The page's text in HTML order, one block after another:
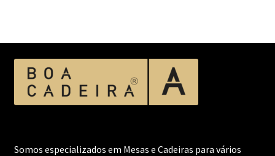
Somos especializados em Mesas e Cadeiras para vários